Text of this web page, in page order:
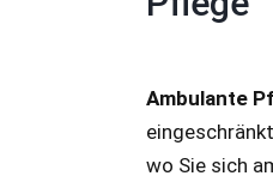
Ambulante
wo Sie sich